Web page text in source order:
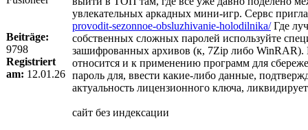
Beiträge:
9798
Registriert
am: 12.01.26
увлекательных аркадных мини-игр. Сервс
provodit-sezonnoe-obsluzhivanie-holodilnika/Где
собственных сложных паролей используйте
зашифрованных архивов (к, 7Zip либо WinRAR).
относится и к применению программ для
пароль для, ввести какие-либо данные,
актуальность лицензионного ключа,
сайт без индексации